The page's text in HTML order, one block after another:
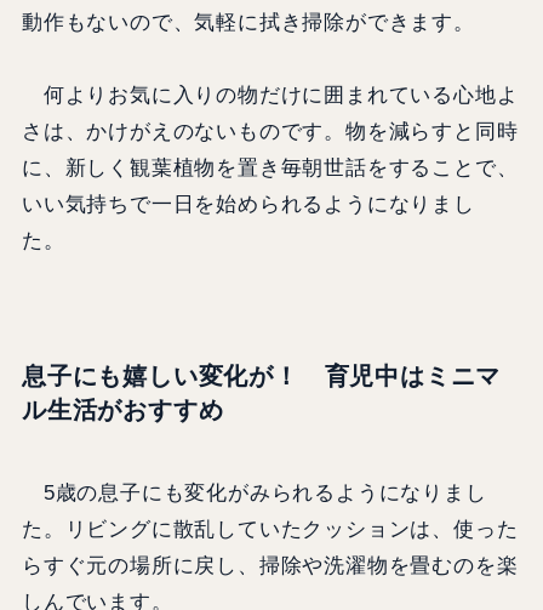
動作もないので、気軽に拭き掃除ができます。
何よりお気に入りの物だけに囲まれている心地よ
さは、かけがえのないものです。物を減らすと同時
に、新しく観葉植物を置き毎朝世話をすることで、
いい気持ちで一日を始められるようになりまし
た。
息子にも嬉しい変化が！ 育児中はミニマ
ル生活がおすすめ
5歳の息子にも変化がみられるようになりまし
た。リビングに散乱していたクッションは、使った
らすぐ元の場所に戻し、掃除や洗濯物を畳むのを楽
しんでいます。